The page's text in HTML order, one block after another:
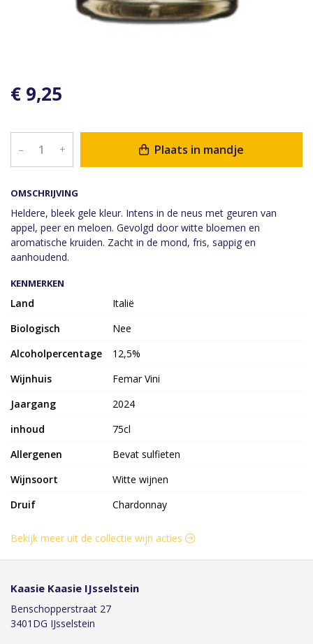
OMSCHRIJVING
Heldere, bleek gele kleur. Intens in de neus met geuren van
appel, peer en meloen. Gevolgd door witte bloemen en
aromatische kruiden. Zacht in de mond, fris, sappig en
aanhoudend.
€ 9,25
– + Plaats in mandje
KENMERKEN
Land
Italië
Biologisch
Nee
Alcoholpercentage
12,5%
Wijnhuis
Femar Vini
Jaargang
2024
inhoud
75cl
Allergenen
Bevat sulfieten
Wijnsoort
Witte wijnen
Druif
Chardonnay
Bekijk meer uit de collectie wijn acties
Kaasie Kaasie IJsselstein
Benschopperstraat 27
3401DG IJsselstein